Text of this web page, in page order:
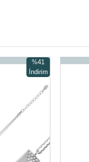
%41
İndirim